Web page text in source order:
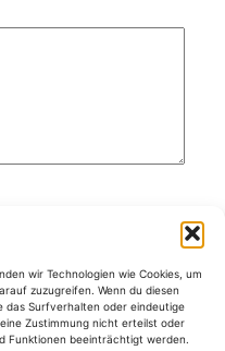
wir Technologien wie Cookies, um
zuzugreifen. Wenn du diesen
das Surfverhalten oder eindeutige
Zustimmung nicht erteilst oder
Funktionen beeinträchtigt werden.